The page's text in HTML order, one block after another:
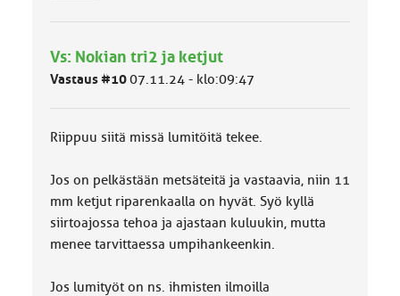
u
o
:
Vs: Nokian tri2 ja ketjut
Vastaus #1007.11.24 - klo:09:47
Riippuu siitä missä lumitöitä tekee.
Jos on pelkästään metsäteitä ja vastaavia, niin 11
mm ketjut riparenkaalla on hyvät. Syö kyllä
siirtoajossa tehoa ja ajastaan kuluukin, mutta
menee tarvittaessa umpihankeenkin.
Jos lumityöt on ns. ihmisten ilmoilla